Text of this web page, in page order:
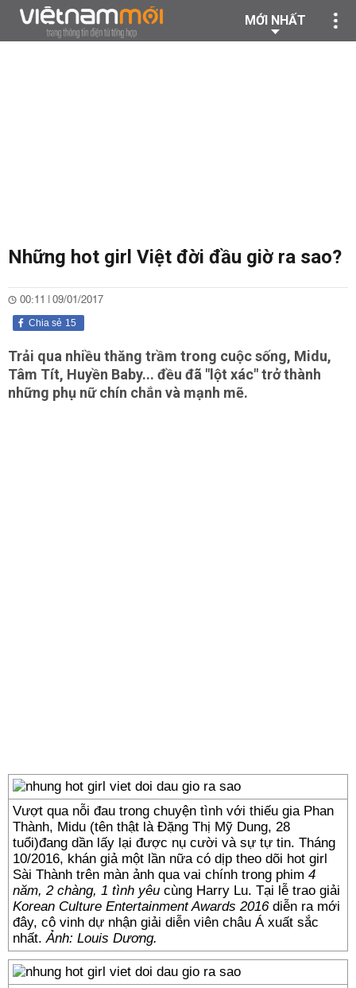
MỚI NHẤT
Những hot girl Việt đời đầu giờ ra sao?
00:11 | 09/01/2017
15
Chia sẻ
Trải qua nhiều thăng trầm trong cuộc sống, Midu,
Tâm Tít, Huyền Baby... đều đã "lột xác" trở thành
những phụ nữ chín chắn và mạnh mẽ.
Vượt qua nỗi đau trong chuyện tình với thiếu gia Phan
Thành, Midu (tên thật là Đặng Thị Mỹ Dung, 28
tuổi)đang dần lấy lại được nụ cười và sự tự tin. Tháng
10/2016, khán giả một lần nữa có dịp theo dõi hot girl
Sài Thành trên màn ảnh qua vai chính trong phim 4
năm, 2 chàng, 1 tình yêu cùng Harry Lu. Tại lễ trao giải
Korean Culture Entertainment Awards 2016 diễn ra mới
đây, cô vinh dự nhận giải diễn viên châu Á xuất sắc
nhất.Ảnh: Louis Dương.